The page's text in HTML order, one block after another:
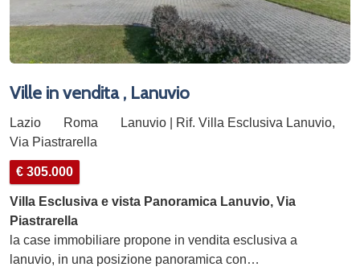
Ville in vendita , Lanuvio
Lazio Roma
Lanuvio | Rif. Villa Esclusiva Lanuvio,
Via Piastrarella
€ 305.000
Villa Esclusiva e vista Panoramica Lanuvio, Via
Piastrarella
la case immobiliare propone in vendita esclusiva a
lanuvio, in una posizione panoramica con…